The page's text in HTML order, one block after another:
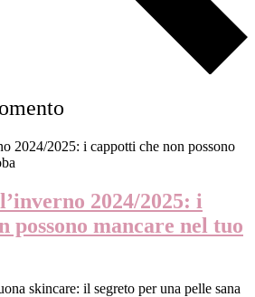
2024/2025: i
possono mancare nel tuo